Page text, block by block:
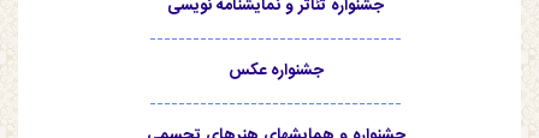
جشنواره تئاتر و نمایشنامه نویسی
-----------------------------------
جشنواره عکس
-----------------------------------